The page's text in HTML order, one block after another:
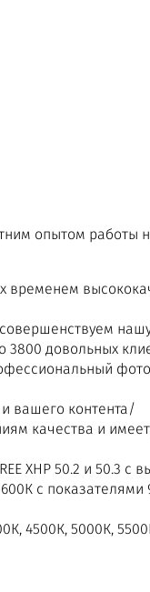
опытом работы
временем
довольных
вашего контента/
качества и
XHP 50.2 и 50.3 с
с показателями
4500К, 5000К,